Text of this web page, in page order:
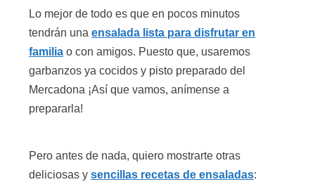
Lo mejor de todo es que en pocos minutos
tendrán una ensalada lista para disfrutar en
familia o con amigos. Puesto que, usaremos
garbanzos ya cocidos y pisto preparado del
Mercadona ¡Así que vamos, anímense a
prepararla!
Pero antes de nada, quiero mostrarte otras
deliciosas y sencillas recetas de ensaladas: